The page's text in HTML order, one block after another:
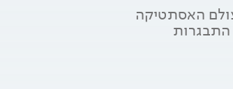
שעולם האסתטיקה